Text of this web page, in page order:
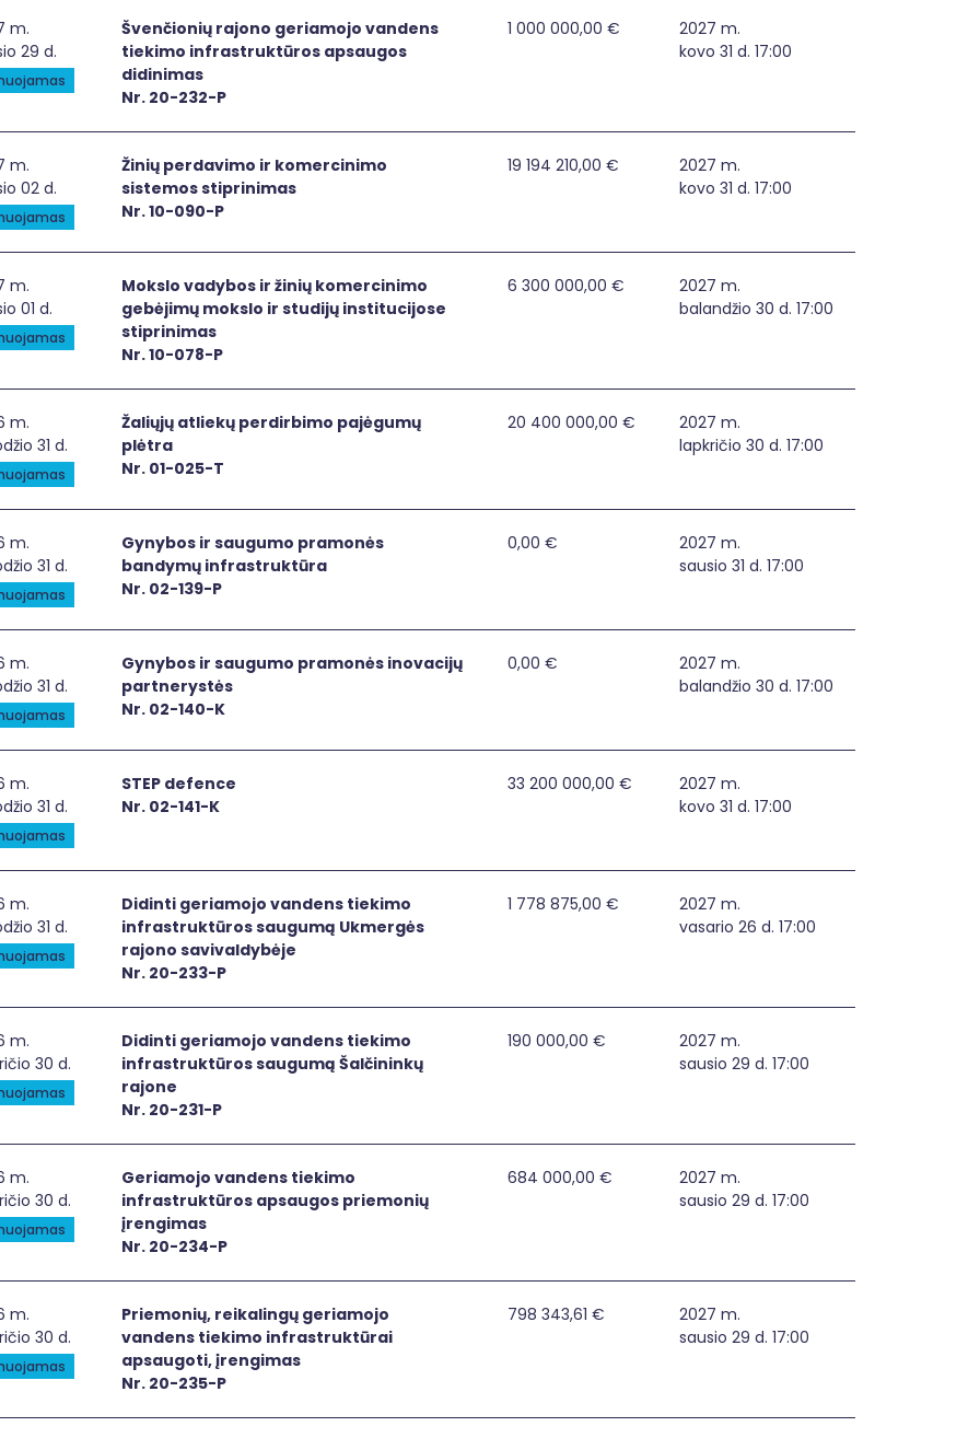
rajono geriamojo vandens tiekimo infrastruktūros apsaugos didinimas
m.
29 d.
Švenčionių rajono geriamojo vandens
tiekimo infrastruktūros apsaugos
didinimas
Nr. 20-232-P
1 000 000,00 €
2027 m.
kovo 31 d. 17:00
perdavimo ir komercinimo sistemos stiprinimas
m.
02 d.
Žinių perdavimo ir komercinimo
sistemos stiprinimas
Nr. 10-090-P
19 194 210,00 €
2027 m.
kovo 31 d. 17:00
vadybos ir žinių komercinimo gebėjimų mokslo ir studijų institucijose stiprinimas
m.
01 d.
Mokslo vadybos ir žinių komercinimo
gebėjimų mokslo ir studijų institucijose
stiprinimas
Nr. 10-078-P
6 300 000,00 €
2027 m.
balandžio 30 d. 17:00
atliekų perdirbimo pajėgumų plėtra
m.
31 d.
Žaliųjų atliekų perdirbimo pajėgumų
plėtra
Nr. 01-025-T
20 400 000,00 €
2027 m.
lapkričio 30 d. 17:00
ir saugumo pramonės bandymų infrastruktūra
m.
31 d.
Gynybos ir saugumo pramonės
bandymų infrastruktūra
Nr. 02-139-P
0,00 €
2027 m.
sausio 31 d. 17:00
ir saugumo pramonės inovacijų partnerystės
m.
31 d.
Gynybos ir saugumo pramonės inovacijų
partnerystės
Nr. 02-140-K
0,00 €
2027 m.
balandžio 30 d. 17:00
defence
m.
31 d.
STEP defence
Nr. 02-141-K
33 200 000,00 €
2027 m.
kovo 31 d. 17:00
geriamojo vandens tiekimo infrastruktūros saugumą Ukmergės rajono savivaldybėje
m.
31 d.
Didinti geriamojo vandens tiekimo
infrastruktūros saugumą Ukmergės
rajono savivaldybėje
Nr. 20-233-P
1 778 875,00 €
2027 m.
vasario 26 d. 17:00
geriamojo vandens tiekimo infrastruktūros saugumą Šalčininkų rajone
m.
30 d.
Didinti geriamojo vandens tiekimo
infrastruktūros saugumą Šalčininkų
rajone
Nr. 20-231-P
190 000,00 €
2027 m.
sausio 29 d. 17:00
vandens tiekimo infrastruktūros apsaugos priemonių įrengimas
m.
30 d.
Geriamojo vandens tiekimo
infrastruktūros apsaugos priemonių
įrengimas
Nr. 20-234-P
684 000,00 €
2027 m.
sausio 29 d. 17:00
reikalingų geriamojo vandens tiekimo infrastruktūrai apsaugoti, įrengimas
m.
30 d.
Priemonių, reikalingų geriamojo
vandens tiekimo infrastruktūrai
apsaugoti, įrengimas
Nr. 20-235-P
798 343,61 €
2027 m.
sausio 29 d. 17:00